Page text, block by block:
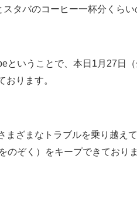
タバのコーヒー一杯分くらい
ということで、本日1月27日
おります。
まざまなトラブルを乗り越え
ぞく）をキープできておりま